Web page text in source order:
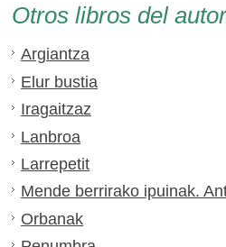
Otros libros del
Argiantza
Elur bustia
Iragaitzaz
Lanbroa
Larrepetit
Mende berrirako ipuinak.
Orbanak